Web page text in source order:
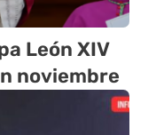
León XIV
noviembre